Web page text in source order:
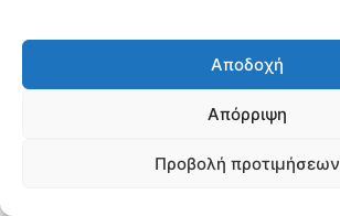
Αποδοχή
Απόρριψη
Προβολή προτιμήσεων